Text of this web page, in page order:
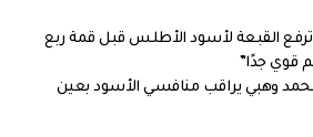
القبعة لأسود الأطلس قبل قمة ربع
قوي جدًا”
وهبي يراقب منافسي الأسود بعين